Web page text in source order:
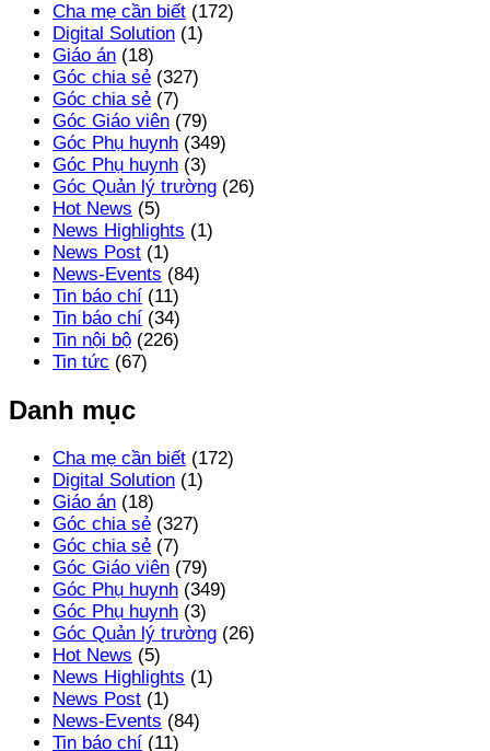
Cha mẹ cần biết (172)
Digital Solution (1)
Giáo án (18)
Góc chia sẻ (327)
Góc chia sẻ (7)
Góc Giáo viên (79)
Góc Phụ huynh (349)
Góc Phụ huynh (3)
Góc Quản lý trường (26)
Hot News (5)
News Highlights (1)
News Post (1)
News-Events (84)
Tin báo chí (11)
Tin báo chí (34)
Tin nội bộ (226)
Tin tức (67)
Danh mục
Cha mẹ cần biết (172)
Digital Solution (1)
Giáo án (18)
Góc chia sẻ (327)
Góc chia sẻ (7)
Góc Giáo viên (79)
Góc Phụ huynh (349)
Góc Phụ huynh (3)
Góc Quản lý trường (26)
Hot News (5)
News Highlights (1)
News Post (1)
News-Events (84)
Tin báo chí (11)